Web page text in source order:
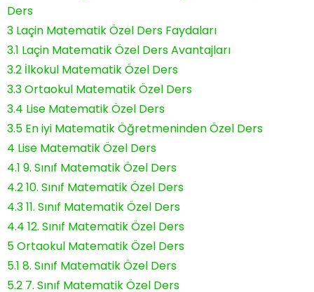
Ders
3 Laçin Matematik Özel Ders Faydaları
3.1 Laçin Matematik Özel Ders Avantajları
3.2 İlkokul Matematik Özel Ders
3.3Ortaokul Matematik Özel Ders
3.4 Lise Matematik Özel Ders
3.5 En iyi Matematik Öğretmeninden Özel Ders
4 Lise Matematik Özel Ders
4.1 9. Sınıf Matematik Özel Ders
4.210. Sınıf Matematik Özel Ders
4.311. Sınıf Matematik Özel Ders
4.4 12. Sınıf Matematik Özel Ders
5Ortaokul Matematik Özel Ders
5.1 8. Sınıf Matematik Özel Ders
5.2 7. Sınıf Matematik Özel Ders